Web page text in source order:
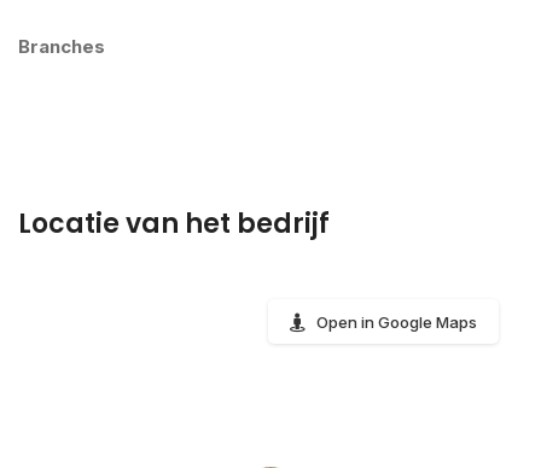
Branches
Locatie van het bedrijf
Open in Google Maps